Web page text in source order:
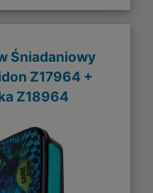
Śniadaniowy
Z17964 +
Z18964